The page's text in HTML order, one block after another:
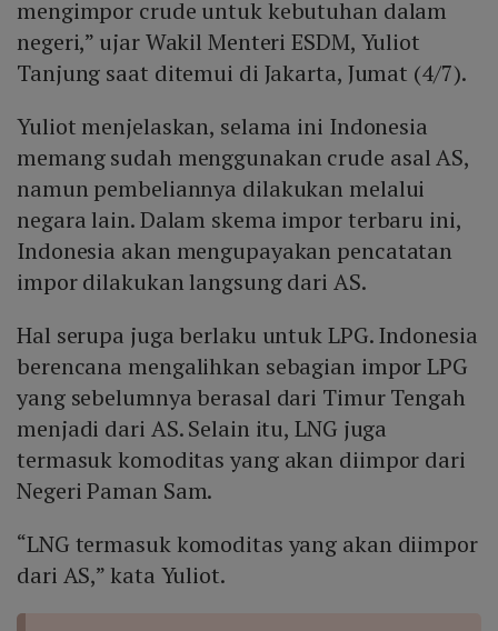
mengimpor crude untuk kebutuhan dalam
negeri,” ujar Wakil Menteri ESDM, Yuliot
Tanjung saat ditemui di Jakarta, Jumat (4/7).
Yuliot menjelaskan, selama ini Indonesia
memang sudah menggunakan crude asal AS,
namun pembeliannya dilakukan melalui
negara lain. Dalam skema impor terbaru ini,
Indonesia akan mengupayakan pencatatan
impor dilakukan langsung dari AS.
Hal serupa juga berlaku untuk LPG. Indonesia
berencana mengalihkan sebagian impor LPG
yang sebelumnya berasal dari Timur Tengah
menjadi dari AS. Selain itu, LNG juga
termasuk komoditas yang akan diimpor dari
Negeri Paman Sam.
“LNG termasuk komoditas yang akan diimpor
dari AS,” kata Yuliot.